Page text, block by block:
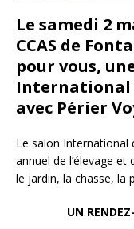
Le samedi 2
CCAS de
pour vous,
International
avec Périer
Le salon International
annuel de l’élevage
le jardin, la chasse, la
UN